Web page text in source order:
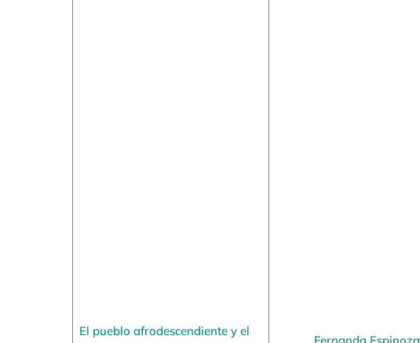
El pueblo afrodescendiente y el
Fernanda Espinoza